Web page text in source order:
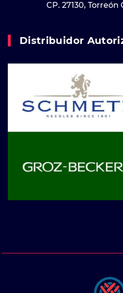
CP. 27130,
Distribuidor